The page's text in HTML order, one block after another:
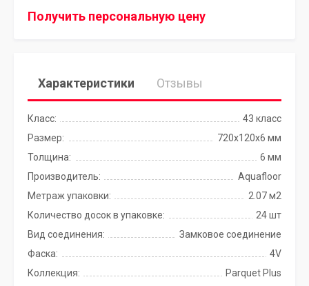
Получить персональную цену
Характеристики Отзывы
Класс:
43 класс
Размер:
720x120x6 мм
Толщина:
6 мм
Производитель:
Aquafloor
Метраж упаковки:
2.07 м2
Количество досок в упаковке:
24 шт
Вид соединения:
Замковое соединение
Фаска:
4V
Коллекция:
Parquet Plus